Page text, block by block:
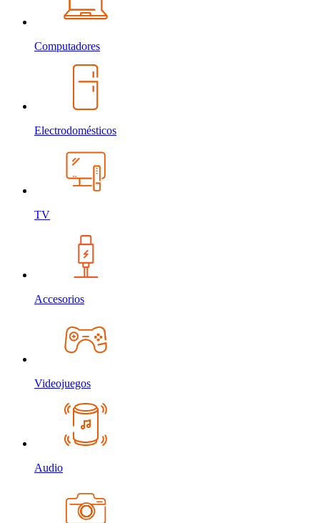
Computadores
Electrodomésticos
TV
Accesorios
Videojuegos
Audio